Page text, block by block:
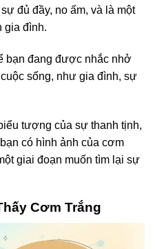
đủ đầy, no ấm, và là một
gia đình.
bạn đang được nhắc nhở
sống, như gia đình, sự
tượng của sự thanh tịnh,
có hình ảnh của cơm
giai đoạn muốn tìm lại sự
Cơm Trắng